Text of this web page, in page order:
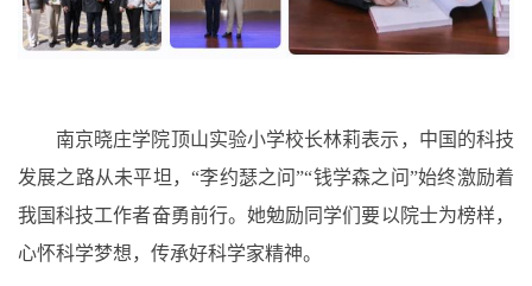
南京晓庄学院顶山实验小学校长林莉表示，中国的科技
发展之路从未平坦，“李约瑟之问”“钱学森之问”始终激励着
我国科技工作者奋勇前行。她勉励同学们要以院士为榜样，
心怀科学梦想，传承好科学家精神。